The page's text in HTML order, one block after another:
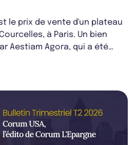
le prix de vente d'un plateau
à Paris. Un bien
Aestiam Agora, qui a été